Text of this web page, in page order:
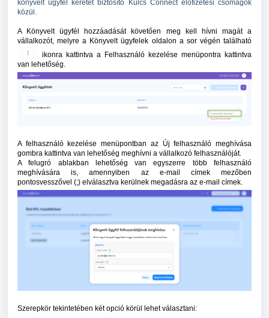
könyvelt ügyfél keretet biztosító Kulcs Connect előfizetési csomagok
közül.
A Könyvelt ügyfél hozzáadását követően meg kell hívni magát a
vállalkozót, melyre a Könyvelt ügyfelek oldalon a sor végén található
ikonra kattintva a Felhasználó kezelése menüpontra kattintva
van lehetőség.
A felhasználó kezelése menüpontban az Új felhasználó meghívása
gombra kattintva van lehetőség meghívni a vállalkozó felhasználóját.
A felugró ablakban lehetőség van egyszerre több felhasználó
meghívására is, amennyiben az e-mail címek mezőben
pontosvesszővel (;) elválasztva kerülnek megadásra az e-mail címek.
Szerepkör tekintetében két opció körül lehet választani: